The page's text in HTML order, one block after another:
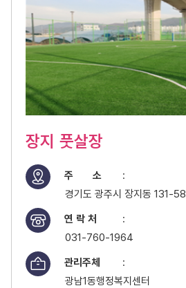
장지 풋살장
주 소
:
경기도 광주시 장지동 131-58
연 락 처
:
031-760-1964
관리주체
:
광남1동행정복지센터